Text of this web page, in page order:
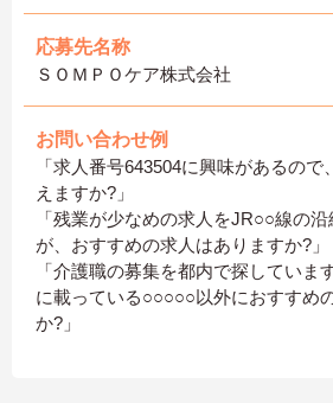
応募先名称
ＳＯＭＰＯケア株式会社
お問い合わせ例
「求人番号643504に興味があるの
えますか?」
「残業が少なめの求人をJR○○線の
が、おすすめの求人はありますか?」
「介護職の募集を都内で探していま
に載っている○○○○○以外におすすめ
か?」